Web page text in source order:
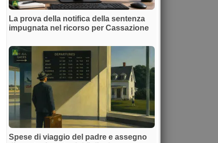
La prova della notifica della sentenza
impugnata nel ricorso per Cassazione
Spese di viaggio del padre e assegno